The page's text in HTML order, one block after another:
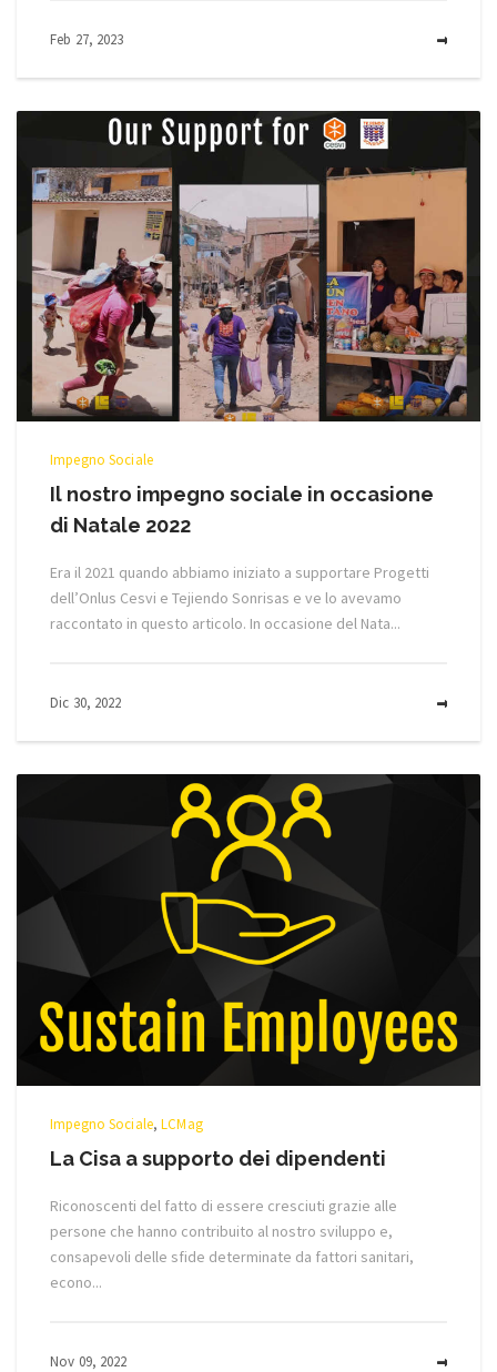
Feb 27, 2023
Impegno Sociale
Il nostro impegno sociale in occasione
di Natale 2022
Era il 2021 quando abbiamo iniziato a supportare Progetti
dell’Onlus Cesvi e Tejiendo Sonrisas e ve lo avevamo
raccontato in questo articolo. In occasione del Nata...
Dic 30, 2022
Impegno Sociale,LCMag
La Cisa a supporto dei dipendenti
Riconoscenti del fatto di essere cresciuti grazie alle
persone che hanno contribuito al nostro sviluppo e,
consapevoli delle sfide determinate da fattori sanitari,
econo...
Nov 09, 2022